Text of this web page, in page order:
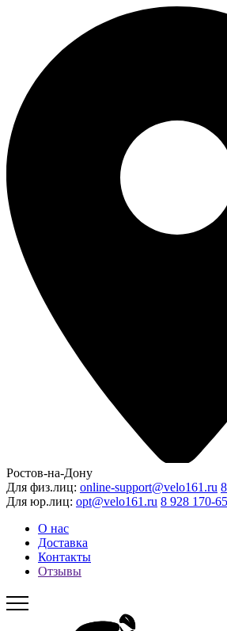
Ростов-на-Дону
Для физ.лиц: online-support@velo161.ru
Для юр.лиц: opt@velo161.ru 8 928 170-
О нас
Доставка
Контакты
Отзывы